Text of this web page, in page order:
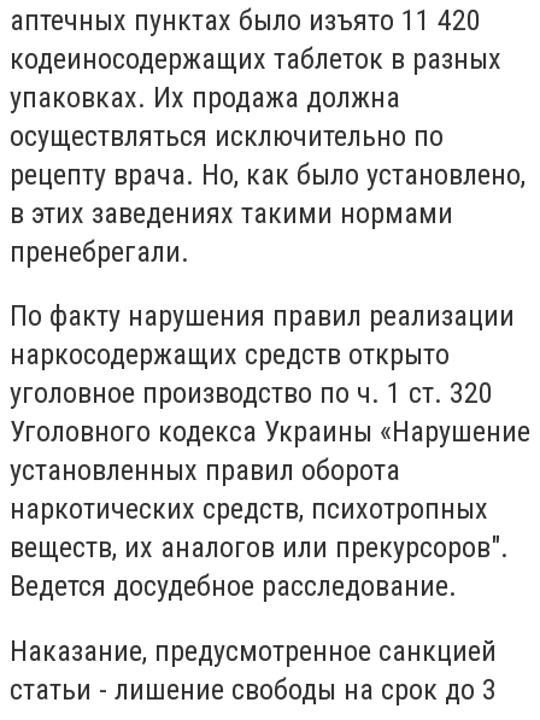
аптечных пунктах было изъято 11 420
кодеиносодержащих таблеток в разных
упаковках. Их продажа должна
осуществляться исключительно по
рецепту врача. Но, как было установлено,
в этих заведениях такими нормами
пренебрегали.
По факту нарушения правил реализации
наркосодержащих средств открыто
уголовное производство по ч. 1 ст. 320
Уголовного кодекса Украины «Нарушение
установленных правил оборота
наркотических средств, психотропных
веществ, их аналогов или прекурсоров".
Ведется досудебное расследование.
Наказание, предусмотренное санкцией
статьи - лишение свободы на срок до 3